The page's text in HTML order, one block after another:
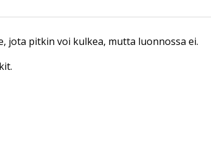
jota pitkin voi kulkea, mutta luonnossa ei.